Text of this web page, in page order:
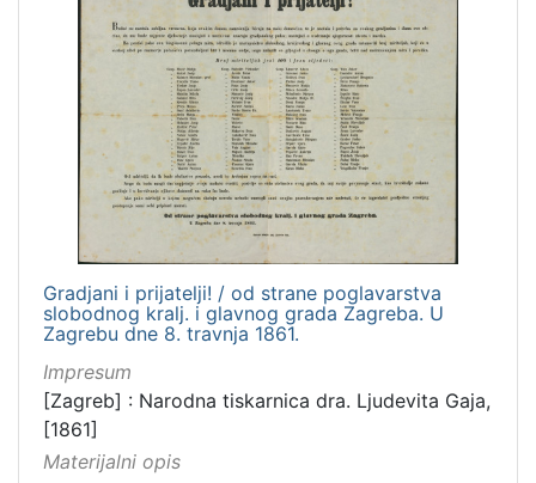
Gradjani i prijatelji! / od strane poglavarstva
slobodnog kralj. i glavnog grada Zagreba. U
Zagrebu dne 8. travnja 1861.
Impresum
[Zagreb] : Narodna tiskarnica dra. Ljudevita Gaja,
[1861]
Materijalni opis